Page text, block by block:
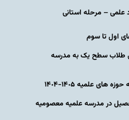
علمی – مرحله استانی
اول تا سوم
طلاب سطح یک به مدرسه
های علمیه ١۴٠۵-١۴٠۴
در مدرسه علمیه معصومیه